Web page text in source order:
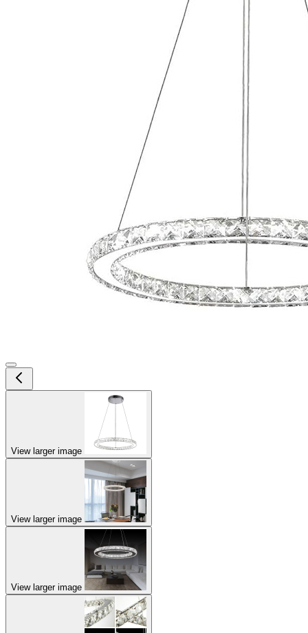
View larger image
View larger image
View larger image